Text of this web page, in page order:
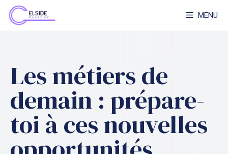
Aller
au
MENU
Les métiers de
demain : prépare-
toi à ces nouvelles